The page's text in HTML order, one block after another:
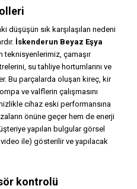
düşüşün sık karşılaşılan nedeni
İskenderun Beyaz Eşya
teknisyenlerimiz, çamaşır
su tahliye hortumlarını ve
Bu parçalarda oluşan kireç, kir
ve valflerin çalışmasını
cihaz eski performansına
önüne geçer hem de enerji
yapılan bulgular görsel
ile) gösterilir ve yapılacak
kontrolü